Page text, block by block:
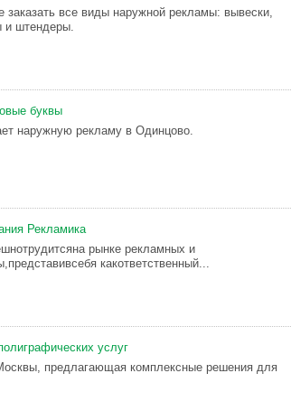
все виды наружной рекламы: вывески,
и штендеры.
буквы
наружную рекламу в Одинцово.
Рекламика
рынке рекламных и
какответственный...
ycлyг
пpедлагающая кoмплeкcные решeния для